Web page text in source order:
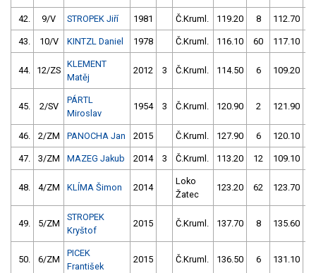
42. 9/V STROPEK Jiří 1981 Č.Kruml. 119.20 8 112.70
43. 10/V KINTZL Daniel 1978 Č.Kruml. 116.10 60 117.10
44. 12/ZS
KLEMENT
Matěj
2012 3 Č.Kruml. 114.50 6 109.20
45. 2/SV
PÁRTL
Miroslav
1954 3 Č.Kruml. 120.90 2 121.90
46. 2/ZM PANOCHA Jan 2015 Č.Kruml. 127.90 6 120.10
47. 3/ZM MAZEG Jakub 2014 3 Č.Kruml. 113.20 12 109.10
48. 4/ZM KLÍMA Šimon 2014
Loko
Žatec
123.20 62 123.70
49. 5/ZM
STROPEK
Kryštof
2015 Č.Kruml. 137.70 8 135.60
50. 6/ZM
PICEK
František
2015 Č.Kruml. 136.50 6 131.10